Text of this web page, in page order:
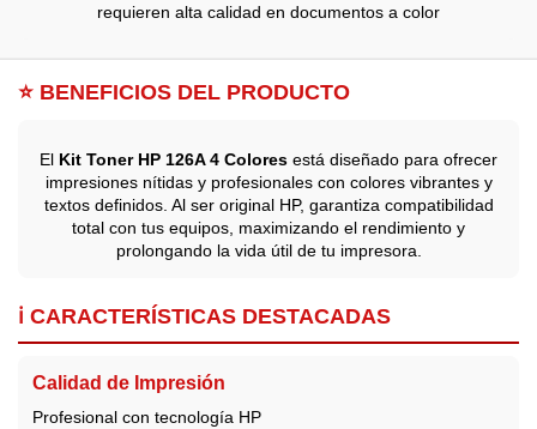
requieren alta calidad en documentos a color
⭐ BENEFICIOS DEL PRODUCTO
El Kit Toner HP 126A 4 Colores está diseñado para ofrecer
impresiones nítidas y profesionales con colores vibrantes y
textos definidos. Al ser original HP, garantiza compatibilidad
total con tus equipos, maximizando el rendimiento y
prolongando la vida útil de tu impresora.
ℹ️ CARACTERÍSTICAS DESTACADAS
Calidad de Impresión
Profesional con tecnología HP